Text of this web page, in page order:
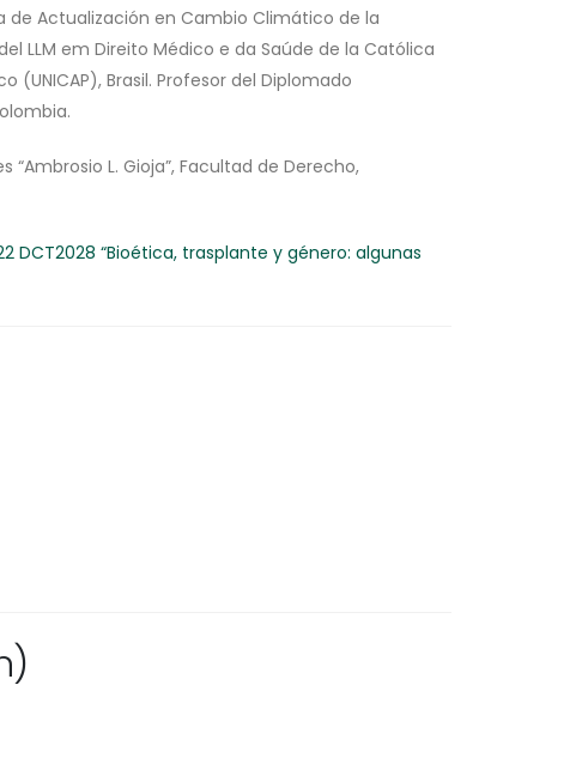
de Actualización en Cambio Climático de la
LLM em Direito Médico e da Saúde de la Católica
(UNICAP), Brasil. Profesor del Diplomado
L. Gioja”, Facultad de Derecho,
DCT2028 “Bioética, trasplante y género: algunas